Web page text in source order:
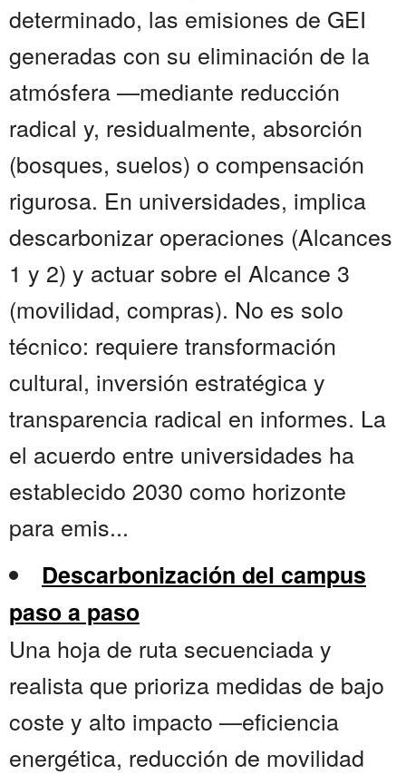
determinado, las emisiones de GEI
generadas con su eliminación de la
atmósfera —mediante reducción
radical y, residualmente, absorción
(bosques, suelos) o compensación
rigurosa. En universidades, implica
descarbonizar operaciones (Alcances
1 y 2) y actuar sobre el Alcance 3
(movilidad, compras). No es solo
técnico: requiere transformación
cultural, inversión estratégica y
transparencia radical en informes. La
el acuerdo entre universidades ha
establecido 2030 como horizonte
para emis...
Descarbonización del campus
paso a paso
Una hoja de ruta secuenciada y
realista que prioriza medidas de bajo
coste y alto impacto —eficiencia
energética, reducción de movilidad